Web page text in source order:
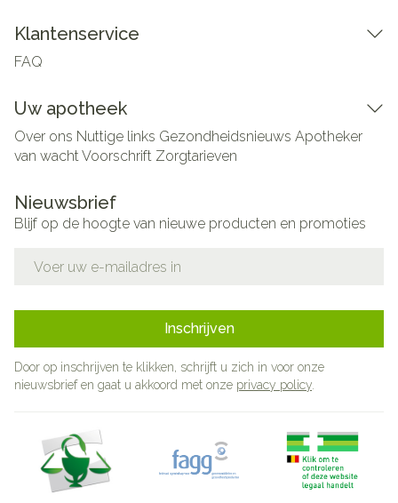
Klantenservice
FAQ
Uw apotheek
Over ons Nuttige links Gezondheidsnieuws Apotheker
van wachtVoorschrift Zorgtarieven
Nieuwsbrief
Blijf op de hoogte van nieuwe producten en promoties
Inschrijven
Door op inschrijven te klikken, schrijft u zich in voor onze
nieuwsbrief en gaat u akkoord met onze privacy policy